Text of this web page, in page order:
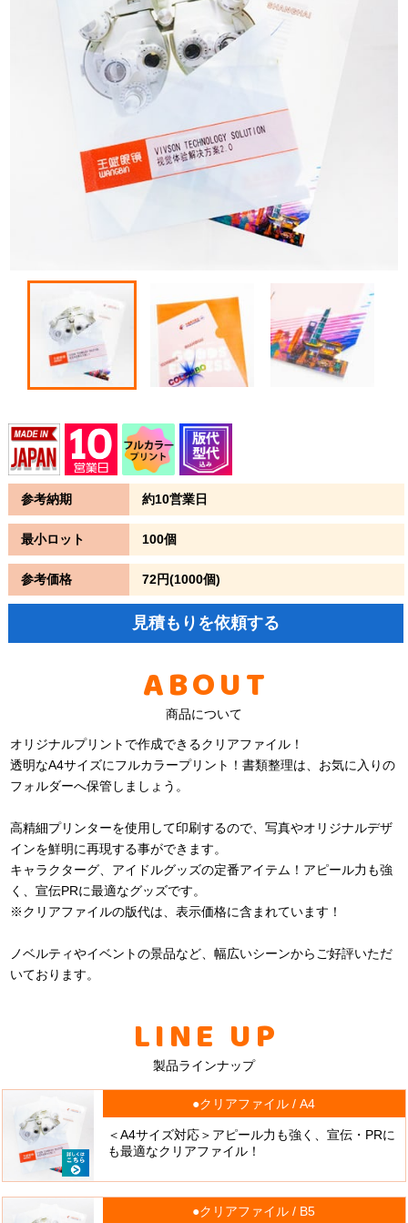
参考納期 約10営業日
最小ロット 100個
参考価格 72円(1000個)
見積もりを依頼する
ABOUT
商品について
オリジナルプリントで作成できるクリアファイル！
透明なA4サイズにフルカラープリント！書類整理は、お気に入りの
フォルダーへ保管しましょう。
高精細プリンターを使用して印刷するので、写真やオリジナルデザ
インを鮮明に再現する事ができます。
キャラクターグ、アイドルグッズの定番アイテム！アピール力も強
く、宣伝PRに最適なグッズです。
※クリアファイルの版代は、表示価格に含まれています！
ノベルティやイベントの景品など、幅広いシーンからご好評いただ
いております。
LINE UP
製品ラインナップ
●クリアファイル / A4
＜A4サイズ対応＞アピール力も強く、宣伝・PRに
も最適なクリアファイル！
●クリアファイル / B5